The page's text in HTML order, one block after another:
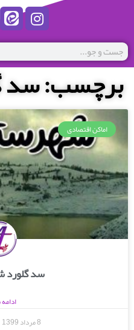
برچسب: سد
اماکن اقتصادی
سد گلورد
8 مرداد 1399